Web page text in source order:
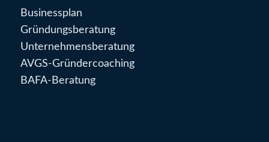
Businessplan
Gründungsberatung
Unternehmensberatung
AVGS-Gründercoaching
BAFA-Beratung